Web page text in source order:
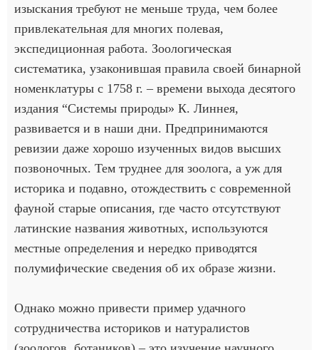
изыскания требуют не меньше труда, чем более
привлекательная для многих полевая,
экспедиционная работа. Зоологическая
систематика, узаконившая правила своей бинарной
номенклатуры с 1758 г. – времени выхода десятого
издания “Системы природы» К. Линнея,
развивается и в наши дни. Предпринимаются
ревизии даже хорошо изученных видов высших
позвоночных. Тем труднее для зоолога, а уж для
историка и подавно, отождествить с современной
фауной старые описания, где часто отсутствуют
латинские названия животных, используются
местные определения и нередко приводятся
полумифические сведения об их образе жизни.
Однако можно привести пример удачного
сотрудничества историков и натуралистов